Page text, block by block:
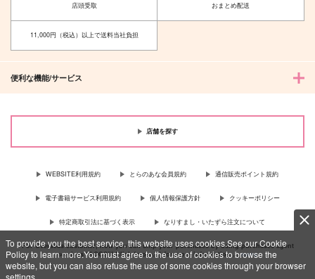
To provide you the best service, this website uses cookies.See our Cookie
Policy to learn more.You must agree to the use of cookies to browse the
website, but you can also refuse the use of some cookies through your browser
settings.
店頭受取 おまとめ配送
11,000円（税込）以上で送料当社負担
便利な機能/サービス
店舗を探す
WEBSITE利用規約 とらのあな会員規約 通信販売ポイント規約
電子書籍サービス利用規約 個人情報保護方針 クッキーポリシー
特定商取引法に基づく表示 なりすまし・いたずら注文について
For Overseas customer, now you can ship your purchases by using purchases agent
services “AOCS”! Click {more…} for more information …more